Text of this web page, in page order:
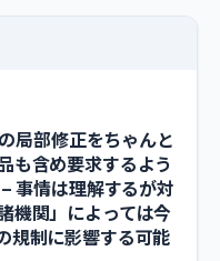
局部修正をちゃんと
も含め要求するよう
事情は理解するが対
機関」によっては今
規制に影響する可能